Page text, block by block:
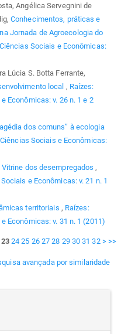
Angélica Servegnini de
Conhecimentos, práticas e
Jornada de Agroecologia do
Sociais e Econômicas:
Lúcia S. Botta Ferrante,
local , Raízes:
Econômicas: v. 26 n. 1 e 2
dos comuns” à ecologia
Sociais e Econômicas:
Vitrine dos desempregados ,
e Econômicas: v. 21 n. 1
territoriais , Raízes:
Econômicas: v. 31 n. 1 (2011)
23 24 25 26 27 28 29 30 31 32 > >>
avançada por similaridade